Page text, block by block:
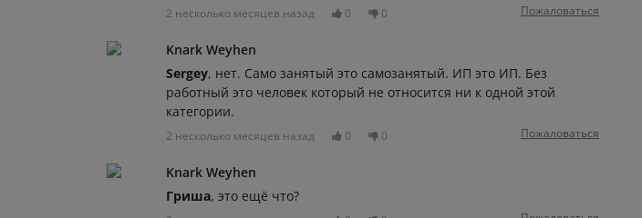
2 несколько месяцев назад 0 0 Пожаловаться
Knark Weyhen
Sergey, нет. Само занятый это самозанятый. ИП это ИП. Без
работный это человек который не относится ни к одной этой
категории.
2 несколько месяцев назад 0 0 Пожаловаться
Knark Weyhen
Гриша, это ещё что?